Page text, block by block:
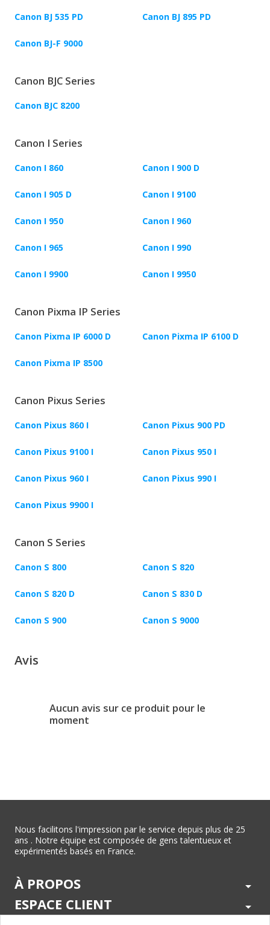
Canon BJ 535 PD Canon BJ 895 PD
Canon BJ-F 9000
Canon BJC Series
Canon BJC 8200
Canon I Series
Canon I 860 Canon I 900 D
Canon I 905 D Canon I 9100
Canon I 950 Canon I 960
Canon I 965 Canon I 990
Canon I 9900 Canon I 9950
Canon Pixma IP Series
Canon Pixma IP 6000 D Canon Pixma IP 6100 D
Canon Pixma IP 8500
Canon Pixus Series
Canon Pixus 860 I Canon Pixus 900 PD
Canon Pixus 9100 I Canon Pixus 950 I
Canon Pixus 960 I Canon Pixus 990 I
Canon Pixus 9900 I
Canon S Series
Canon S 800 Canon S 820
Canon S 820 D Canon S 830 D
Canon S 900 Canon S 9000
Avis
Aucun avis sur ce produit pour le
moment
Nous facilitons l'impression par le service depuis plus de 25
ans . Notre équipe est composée de gens talentueux et
expérimentés basés en France.
À PROPOS arrow_drop_down
ESPACE CLIENT arrow_drop_down